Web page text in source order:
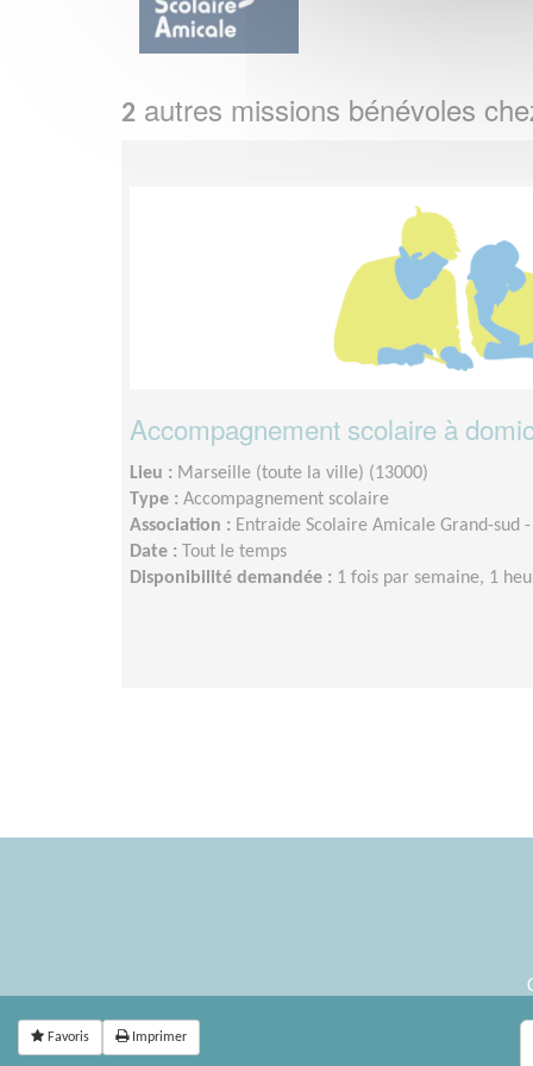
2 autres missions bénévoles
Accompagnement scolaire à
Lieu : Marseille (toute la ville) (13000)
Type : Accompagnement scolaire
Association : Entraide Scolaire Amicale Grand-sud
Date :
Tout le temps
Disponibilité demandée : 1 fois par semaine, 1
Favoris Imprimer